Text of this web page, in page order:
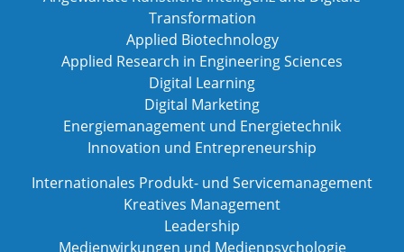
Transformation
Applied Biotechnology
Applied Research in Engineering Sciences
Digital Learning
Digital Marketing
Energiemanagement und Energietechnik
Innovation und Entrepreneurship
Internationales Produkt- und Servicemanagement
Kreatives Management
Leadership
Medienwirkungen und Medienpsychologie